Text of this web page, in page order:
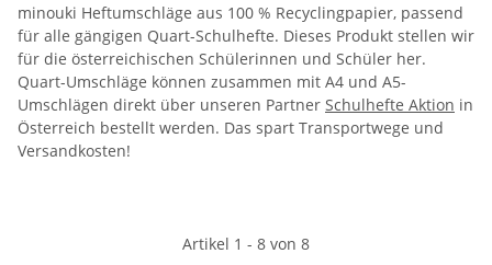
minouki Heftumschläge aus 100 % Recyclingpapier, passend
für alle gängigen Quart-Schulhefte. Dieses Produkt stellen wir
für die österreichischen Schülerinnen und Schüler her.
Quart-Umschläge können zusammen mit A4 und A5-
Umschlägen direkt über unseren Partner Schulhefte Aktion in
Österreich bestellt werden. Das spart Transportwege und
Versandkosten!
Artikel 1 - 8 von 8